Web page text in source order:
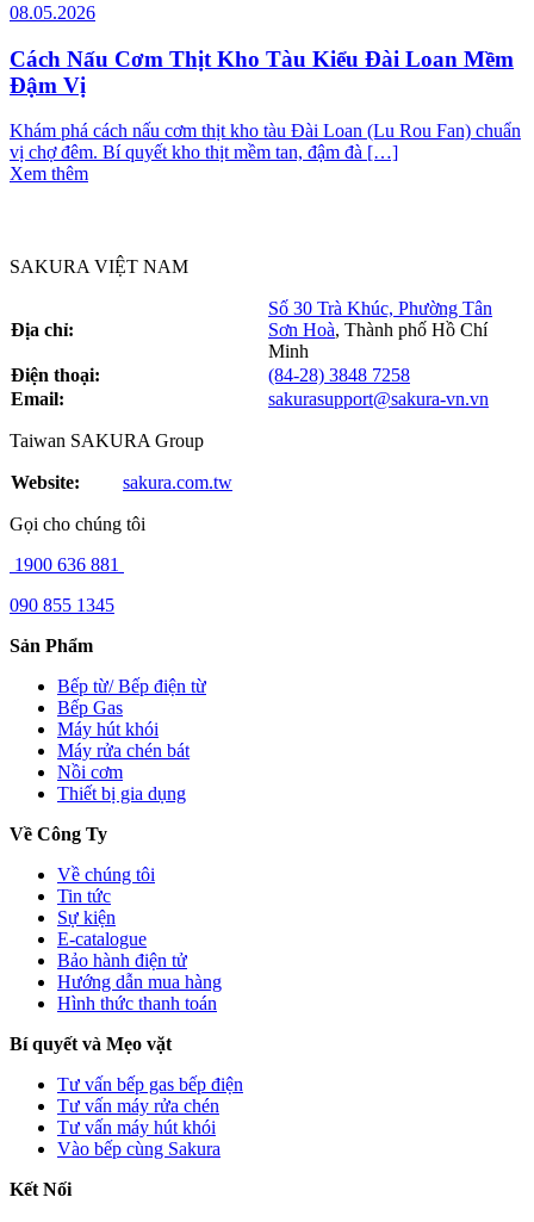
08.05.2026
Cách Nấu Cơm Thịt Kho Tàu Kiểu Đài Loan Mềm
Đậm Vị
Khám phá cách nấu cơm thịt kho tàu Đài Loan (Lu Rou Fan) chuẩn
vị chợ đêm. Bí quyết kho thịt mềm tan, đậm đà […]
Xem thêm
SAKURA VIỆT NAM
Địa chỉ:
Số 30 Trà Khúc, Phường Tân
Sơn Hoà, Thành phố Hồ Chí
Minh
Điện thoại:
(84-28) 3848 7258
Email:
sakurasupport@sakura-vn.vn
Taiwan SAKURA Group
Website: sakura.com.tw
Gọi cho chúng tôi
1900 636 881
090 855 1345
Sản Phẩm
Bếp từ/ Bếp điện từ
Bếp Gas
Máy hút khói
Máy rửa chén bát
Nồi cơm
Thiết bị gia dụng
Về Công Ty
Về chúng tôi
Tin tức
Sự kiện
E-catalogue
Bảo hành điện tử
Hướng dẫn mua hàng
Hình thức thanh toán
Bí quyết và Mẹo vặt
Tư vấn bếp gas bếp điện
Tư vấn máy rửa chén
Tư vấn máy hút khói
Vào bếp cùng Sakura
Kết Nối